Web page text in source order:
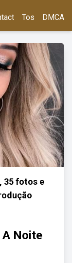
Tos DMCA
35 fotos e
A Noite